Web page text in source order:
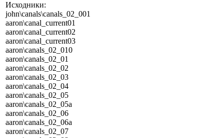
Исходники:
john\canals\canals_02_001
aaron\canal_current01
aaron\canal_current02
aaron\canal_current03
aaron\canals_02_010
aaron\canals_02_01
aaron\canals_02_02
aaron\canals_02_03
aaron\canals_02_04
aaron\canals_02_05
aaron\canals_02_05a
aaron\canals_02_06
aaron\canals_02_06a
aaron\canals_02_07